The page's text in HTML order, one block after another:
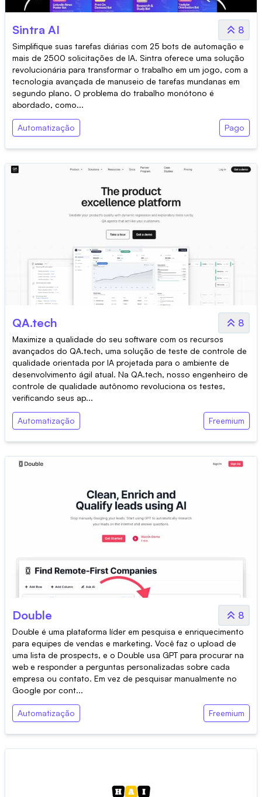
Sintra AI 8
Simplifique suas tarefas diárias com 25 bots de automação e
mais de 2500 solicitações de IA. Sintra oferece uma solução
revolucionária para transformar o trabalho em um jogo, com a
tecnologia avançada de manuseio de tarefas mundanas em
segundo plano. O problema do trabalho monótono é
abordado, como...
Automatização Pago
QA.tech 8
Maximize a qualidade do seu software com os recursos
avançados do QA.tech, uma solução de teste de controle de
qualidade orientada por IA projetada para o ambiente de
desenvolvimento ágil atual. Na QA.tech, nosso engenheiro de
controle de qualidade autônomo revoluciona os testes,
verificando seus ap...
Automatização Freemium
Double 8
Double é uma plataforma líder em pesquisa e enriquecimento
para equipes de vendas e marketing. Você faz o upload de
uma lista de prospects, e o Double usa GPT para procurar na
web e responder a perguntas personalizadas sobre cada
empresa ou contato. Em vez de pesquisar manualmente no
Google por cont...
Automatização Freemium